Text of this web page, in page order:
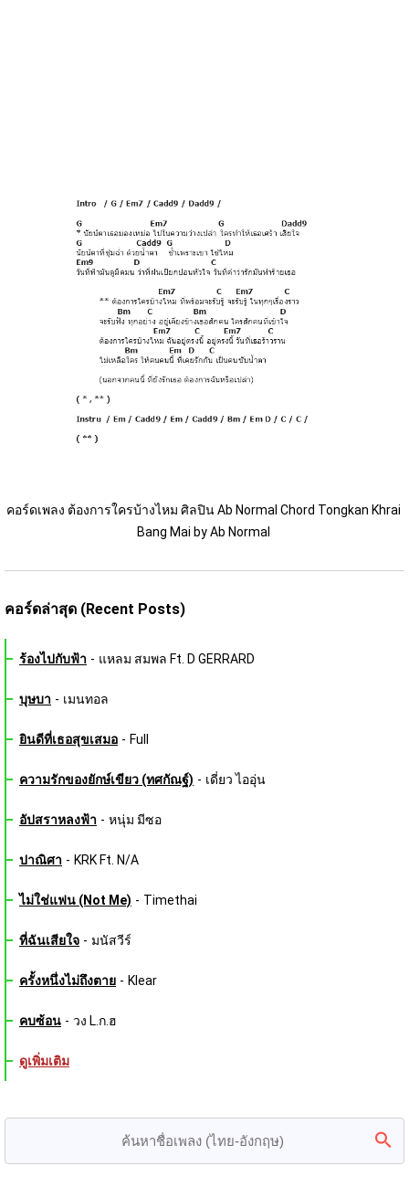
คอร์ดเพลง ต้องการใครบ้างไหม ศิลปิน Ab Normal Chord Tongkan Khrai
Bang Mai by Ab Normal
คอร์ดล่าสุด (Recent Posts)
ร้องไปกับฟ้า - แหลม สมพล Ft. D GERRARD
บุษบา - เมนทอล
ยินดีที่เธอสุขเสมอ - Full
ความรักของยักษ์เขียว (ทศกัณฐ์) - เดี่ยว ไออุ่น
อัปสราหลงฟ้า - หนุ่ม มีซอ
ปาณิศา - KRK Ft. N/A
ไม่ใช่แฟน (Not Me) - Timethai
ที่ฉันเสียใจ - มนัสวีร์
ครั้งหนึ่งไม่ถึงตาย - Klear
คบซ้อน - วง L.ก.ฮ
ดูเพิ่มเติม